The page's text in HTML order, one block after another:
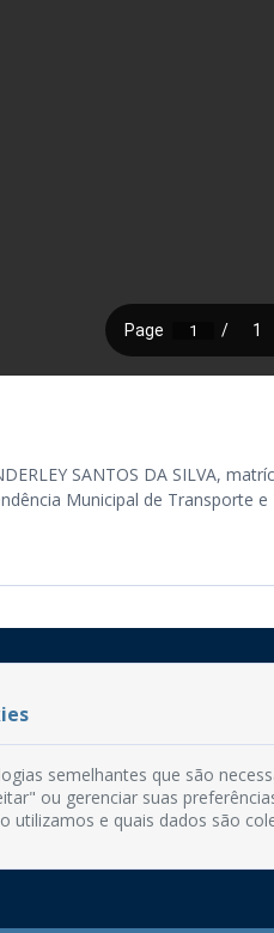
SANTOS DA SILVA,
Municipal de Transporte
semelhantes que são
ou gerenciar suas
utilizamos e quais dados são